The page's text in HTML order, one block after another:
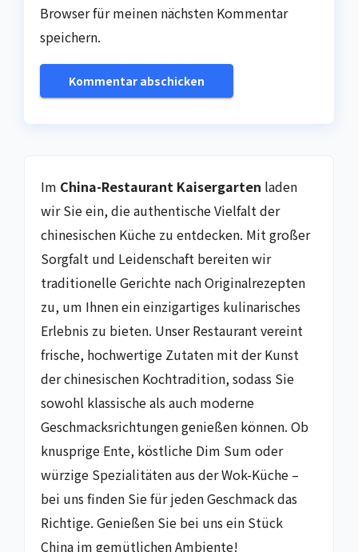
Browser für meinen nächsten Kommentar
speichern.
Im China-Restaurant Kaisergarten laden
wir Sie ein, die authentische Vielfalt der
chinesischen Küche zu entdecken. Mit großer
Sorgfalt und Leidenschaft bereiten wir
traditionelle Gerichte nach Originalrezepten
zu, um Ihnen ein einzigartiges kulinarisches
Erlebnis zu bieten. Unser Restaurant vereint
frische, hochwertige Zutaten mit der Kunst
der chinesischen Kochtradition, sodass Sie
sowohl klassische als auch moderne
Geschmacksrichtungen genießen können. Ob
knusprige Ente, köstliche Dim Sum oder
würzige Spezialitäten aus der Wok-Küche –
bei uns finden Sie für jeden Geschmack das
Richtige. Genießen Sie bei uns ein Stück
China im gemütlichen Ambiente!